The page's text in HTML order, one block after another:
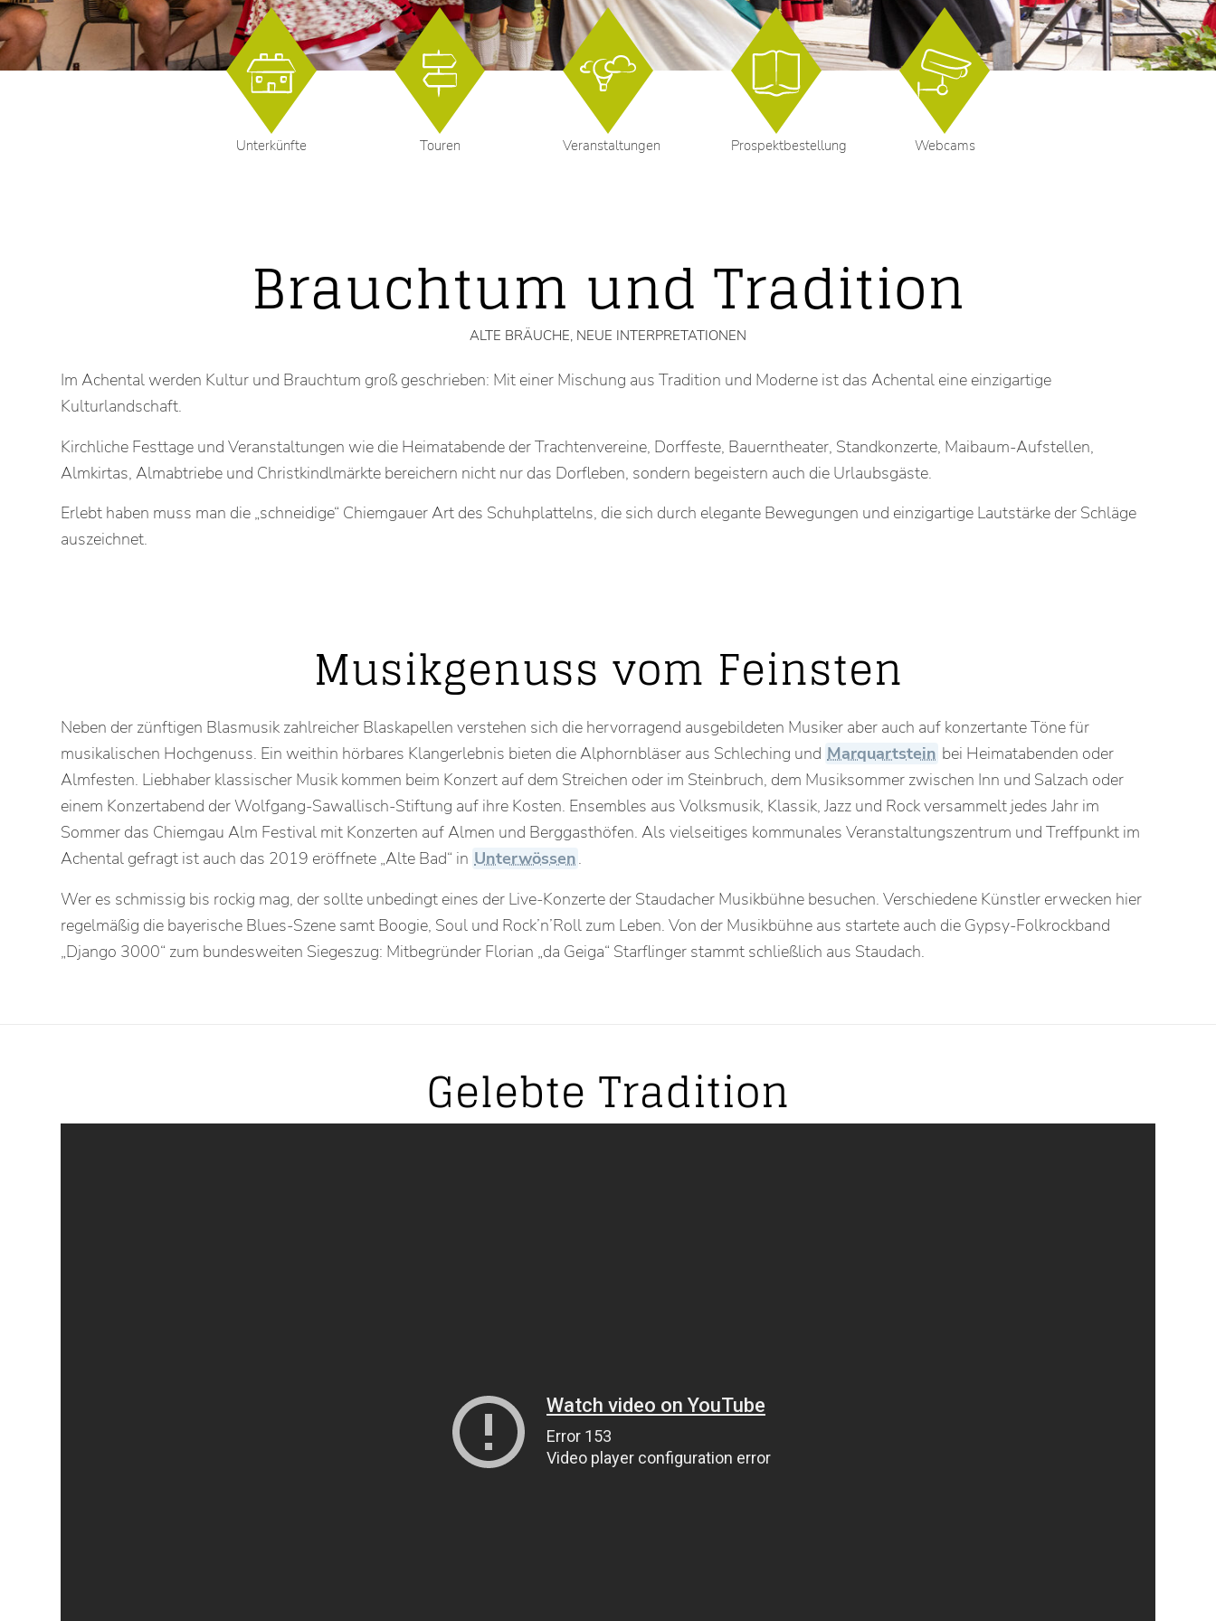
1 2 3
Unterkünfte Touren Veranstaltungen Prospektbestellung Webcams
Brauchtum und Tradition
ALTE BRÄUCHE, NEUE INTERPRETATIONEN
Im Achental werden Kultur und Brauchtum groß geschrieben: Mit einer Mischung aus Tradition und Moderne ist das Achental eine einzigartige
Kulturlandschaft.
Kirchliche Festtage und Veranstaltungen wie die Heimatabende der Trachtenvereine, Dorffeste, Bauerntheater, Standkonzerte, Maibaum-Aufstellen,
Almkirtas, Almabtriebe und Christkindlmärkte bereichern nicht nur das Dorfleben, sondern begeistern auch die Urlaubsgäste.
Erlebt haben muss man die „schneidige“ Chiemgauer Art des Schuhplattelns, die sich durch elegante Bewegungen und einzigartige Lautstärke der Schläge
auszeichnet.
Musikgenuss vom Feinsten
Neben der zünftigen Blasmusik zahlreicher Blaskapellen verstehen sich die hervorragend ausgebildeten Musiker aber auch auf konzertante Töne für
musikalischen Hochgenuss. Ein weithin hörbares Klangerlebnis bieten die Alphornbläser aus Schleching und Marquartstein bei Heimatabenden oder
Almfesten. Liebhaber klassischer Musik kommen beim Konzert auf dem Streichen oder im Steinbruch, dem Musiksommer zwischen Inn und Salzach oder
einem Konzertabend der Wolfgang-Sawallisch-Stiftung auf ihre Kosten. Ensembles aus Volksmusik, Klassik, Jazz und Rock versammelt jedes Jahr im
Sommer das Chiemgau Alm Festival mit Konzerten auf Almen und Berggasthöfen. Als vielseitiges kommunales Veranstaltungszentrum und Treffpunkt im
Achental gefragt ist auch das 2019 eröffnete „Alte Bad“ in Unterwössen.
Wer es schmissig bis rockig mag, der sollte unbedingt eines der Live-Konzerte der Staudacher Musikbühne besuchen. Verschiedene Künstler erwecken hier
regelmäßig die bayerische Blues-Szene samt Boogie, Soul und Rock’n’Roll zum Leben. Von der Musikbühne aus startete auch die Gypsy-Folkrockband
„Django 3000“ zum bundesweiten Siegeszug: Mitbegründer Florian „da Geiga“ Starflinger stammt schließlich aus Staudach.
Gelebte Tradition